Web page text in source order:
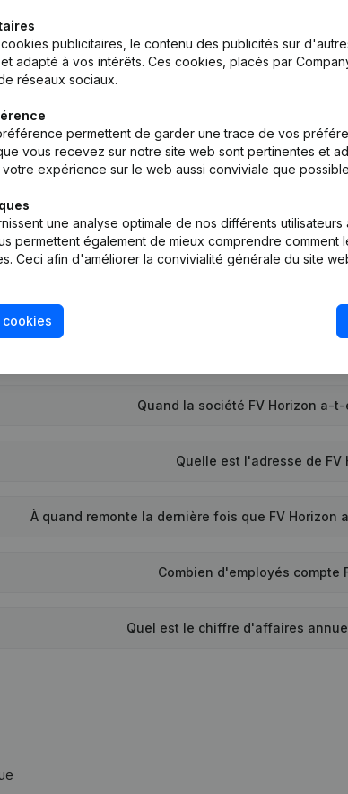
(Traduction, Coordination, Autres Modifications,...)
Constitution (Nouvelle Personne Morale, Ouverture
Quand la société FV Horizon a-
Quelle est l'adresse de FV
À quand remonte la dernière fois que FV Horizon
Combien d'employés compte
Quel est le chiffre d'affaires
publicitaires, le contenu des publicités sur
adapté à vos intérêts. Ces cookies, placés par
réseaux sociaux.
permettent de garder une trace de vos
vous recevez sur notre site web sont pertinentes et
expérience sur le web aussi conviviale que
une analyse optimale de nos différents
permettent également de mieux comprendre comment
Ceci afin d'améliorer la convivialité générale du site